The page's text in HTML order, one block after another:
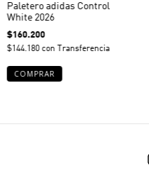
Paletero adidas Control
White 2026
$160.200
$144.180 con Transferencia